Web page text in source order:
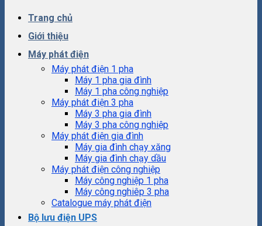
Trang chủ
Giới thiệu
Máy phát điện
Máy phát điện 1 pha
Máy 1 pha gia đình
Máy 1 pha công nghiệp
Máy phát điện 3 pha
Máy 3 pha gia đình
Máy 3 pha công nghiệp
Máy phát điện gia đình
Máy gia đình chạy xăng
Máy gia đình chạy dầu
Máy phát điện công nghiệp
Máy công nghiệp 1 pha
Máy công nghiêp 3 pha
Catalogue máy phát điện
Bộ lưu điện UPS